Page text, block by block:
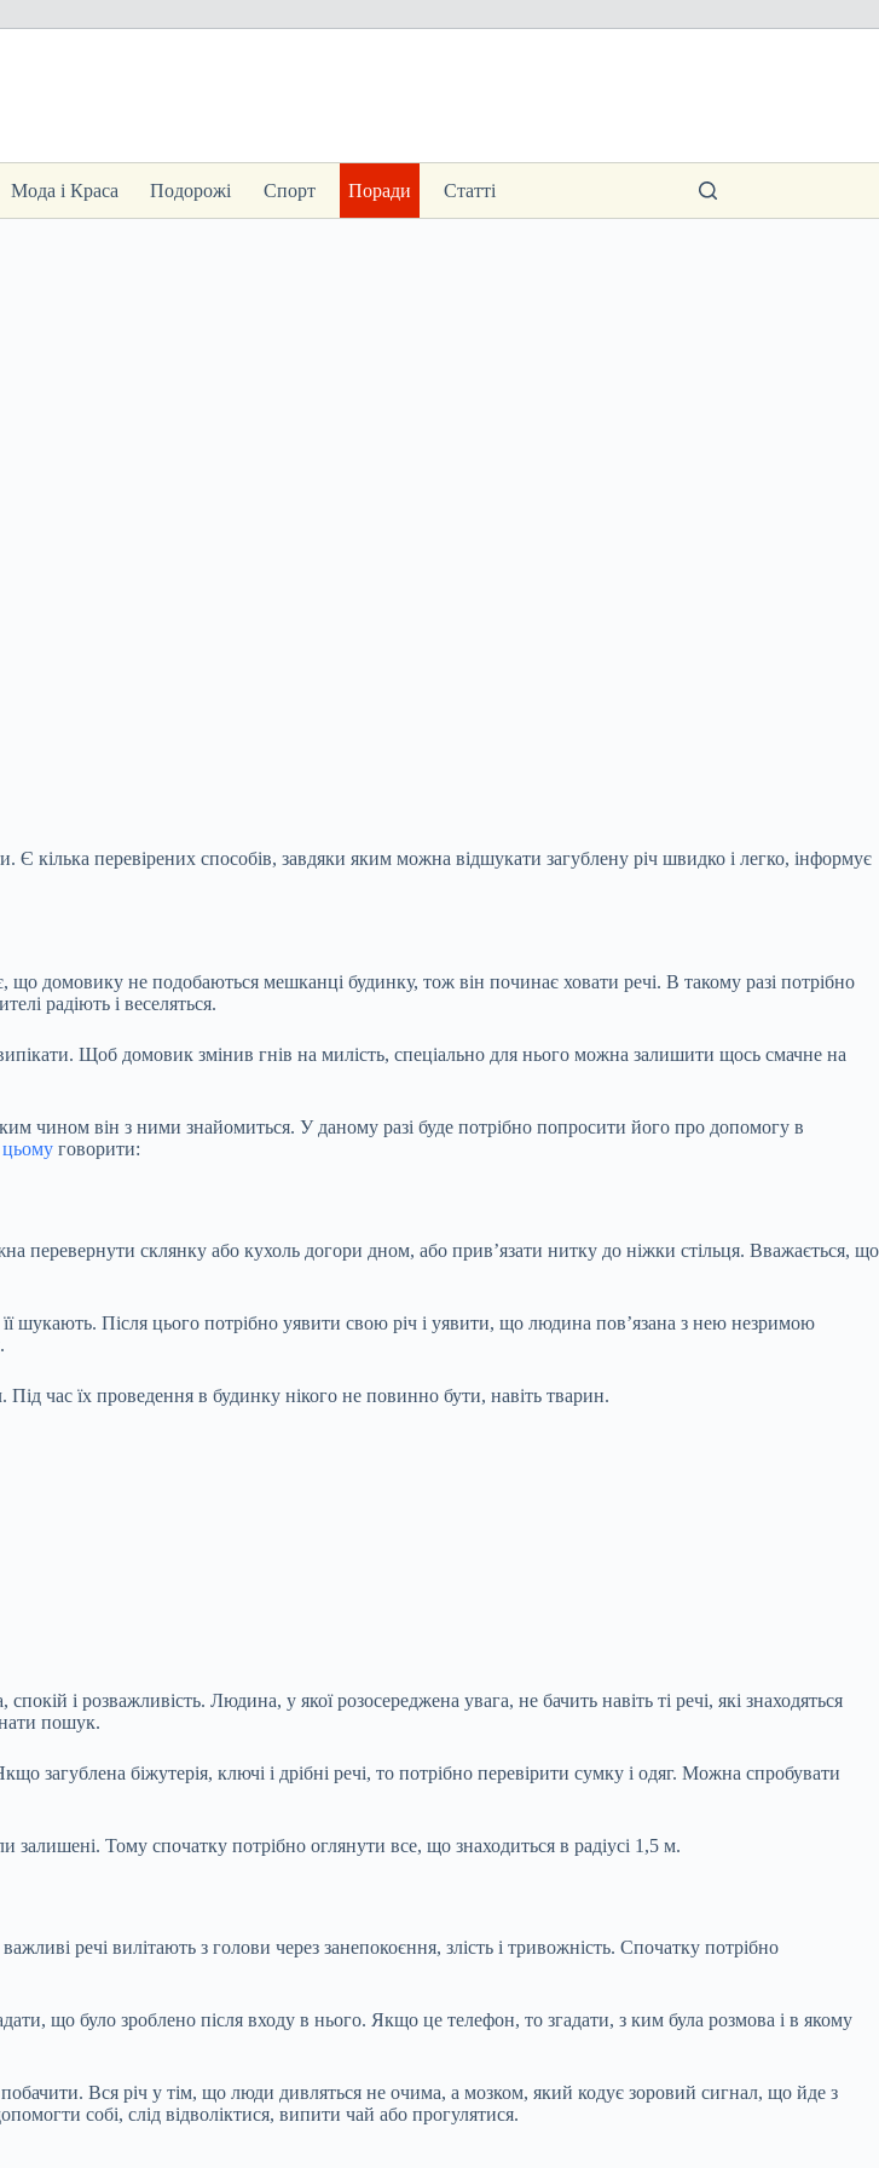
Мода і Краса Подорожі Спорт Поради Статті
Є кілька перевірених способів, завдяки яким можна відшукати загублену річ швидко і легко, інформує
що домовику не подобаються мешканці будинку, тож він починає ховати речі. В такому разі потрібно
радіють і веселяться.
Щоб домовик змінив гнів на милість, спеціально для нього можна залишити щось смачне на
чином він з ними знайомиться. У даному разі буде потрібно попросити його про допомогу в
говорити:
перевернути склянку або кухоль догори дном, або прив’язати нитку до ніжки стільця. Вважається, що
шукають. Після цього потрібно уявити свою річ і уявити, що людина пов’язана з нею незримою
час їх проведення в будинку нікого не повинно бути, навіть тварин.
спокій і розважливість. Людина, у якої розосереджена увага, не бачить навіть ті речі, які знаходяться
пошук.
загублена біжутерія, ключі і дрібні речі, то потрібно перевірити сумку і одяг. Можна спробувати
залишені. Тому спочатку потрібно оглянути все, що знаходиться в радіусі 1,5 м.
речі вилітають з голови через занепокоєння, злість і тривожність. Спочатку потрібно
що було зроблено після входу в нього. Якщо це телефон, то згадати, з ким була розмова і в якому
Вся річ у тім, що люди дивляться не очима, а мозком, який кодує зоровий сигнал, що йде з
собі, слід відволіктися, випити чай або прогулятися.